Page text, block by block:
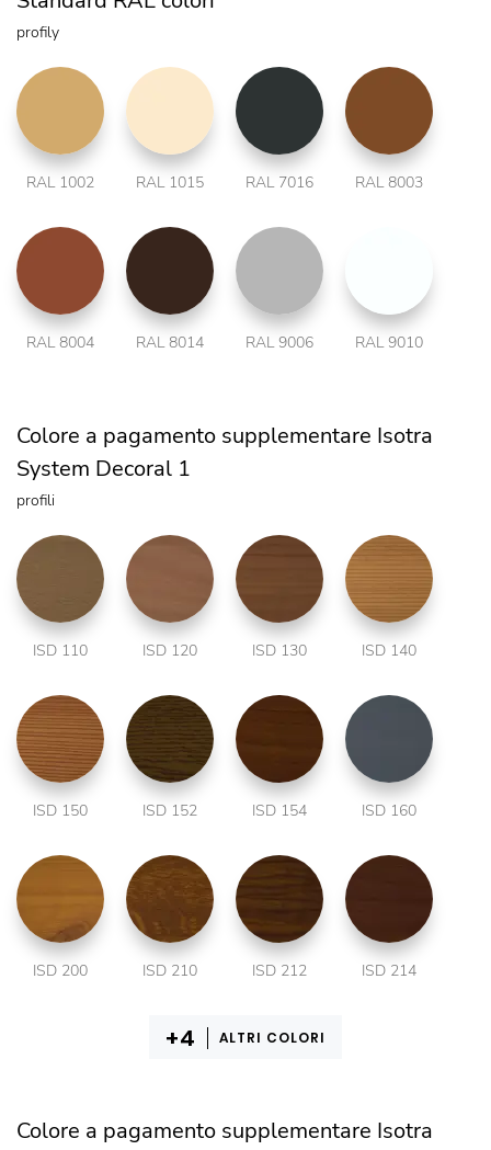
profily
RAL 1002 RAL 1015 RAL 7016 RAL 8003
RAL 8004 RAL 8014 RAL 9006 RAL 9010
Colore a pagamento supplementare Isotra
System Decoral 1
profili
ISD 110 ISD 120 ISD 130 ISD 140
ISD 150 ISD 152 ISD 154 ISD 160
ISD 200 ISD 210 ISD 212 ISD 214
ALTRI COLORI
Colore a pagamento supplementare Isotra